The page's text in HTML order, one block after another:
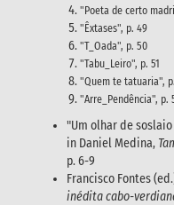
"Poeta de certo
"Êxtases", p. 49
"T_Oada", p. 50
"Tabu_Leiro", p. 51
"Quem te tatuaria",
"Arre_Pendência", p.
"Um olhar de
in Daniel Medina,
p. 6-9
Francisco Fontes
inédita cabo-